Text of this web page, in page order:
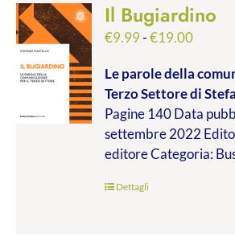
Il Bugiardino
€9.99-€19.00Fascia
da
€9.99
a
Le parole della
Terzo Settoredi
Pagine 140 Data
settembre 2022
editore Categoria:
Dettagli